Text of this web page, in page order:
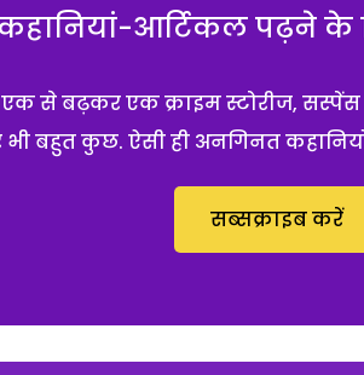
आर्टिकल पढ़ने के
से बढ़कर एक क्राइम स्टोरीज, सस्पेंस
भी बहुत कुछ. ऐसी ही अनगिनत
सब्सक्राइब करें